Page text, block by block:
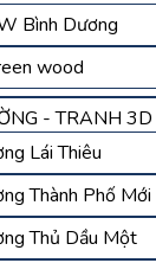
Bình Dương
wood
- TRANH 3D
Lái Thiêu
Thành Phố Mới
Thủ Dầu Một